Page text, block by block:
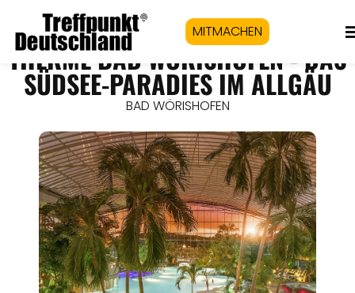
MITMACHEN
THERME BAD WÖRISHOFEN - DAS
SÜDSEE-PARADIES IM ALLGÄU
BAD WÖRISHOFEN